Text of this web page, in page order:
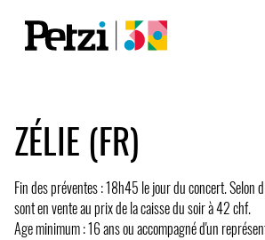
ZÉLIE (FR)
Fin des préventes : 18h45 le jour du concert. Selon
sont en vente au prix de la caisse du soir à 42 chf.
Age minimum : 16 ans ou accompagné d'un